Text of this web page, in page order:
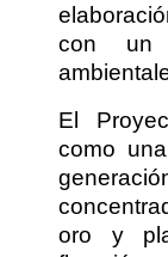
con un
El
como
oro y